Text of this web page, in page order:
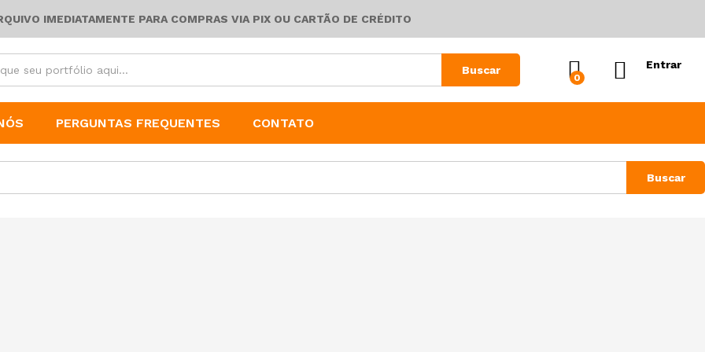
IMEDIATAMENTE PARA COMPRAS VIA PIX OU CARTÃO DE CRÉDITO
Buscar
0
Entrar
PERGUNTAS FREQUENTES CONTATO
Buscar